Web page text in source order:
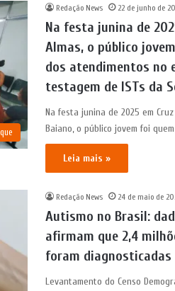
Redação News 22 de junho de
Na festa junina de
Almas, o público
dos atendimentos no
testagem de ISTs da
Na festa junina de 2025 em
Baiano, o público jovem foi
Leia mais »
Redação News 24 de maio de
Autismo no Brasil:
afirmam que 2,4
foram
Levantamento do Censo